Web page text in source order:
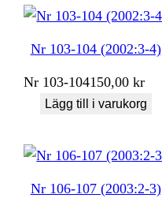
Nr 103-104 (2002:3-4)
Nr 103-104150,00kr
Lägg till i varukorg
Nr 106-107 (2003:2-3)